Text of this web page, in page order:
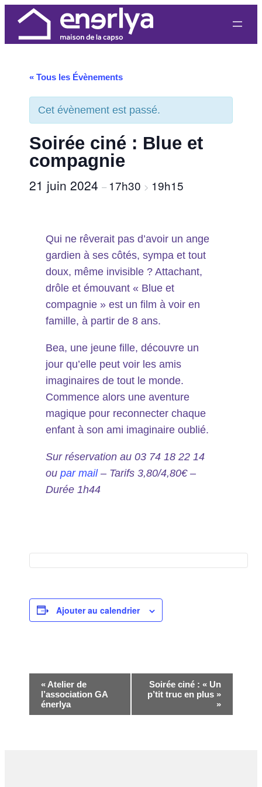
« Tous les Évènements
Cet évènement est passé.
Soirée ciné : Blue et
compagnie
21 juin 2024– 17h30 > 19h15
Qui ne rêverait pas d’avoir un ange
gardien à ses côtés, sympa et tout
doux, même invisible ? Attachant,
drôle et émouvant « Blue et
compagnie » est un film à voir en
famille, à partir de 8 ans.
Bea, une jeune fille, découvre un
jour qu’elle peut voir les amis
imaginaires de tout le monde.
Commence alors une aventure
magique pour reconnecter chaque
enfant à son ami imaginaire oublié.
Sur réservation au 03 74 18 22 14
oupar mail – Tarifs 3,80/4,80€ –
Durée 1h44
Ajouter au calendrier
Navigation
Évènement
« Atelier de
l’association GA
énerlya
Soirée ciné : « Un
p’tit truc en plus »
»